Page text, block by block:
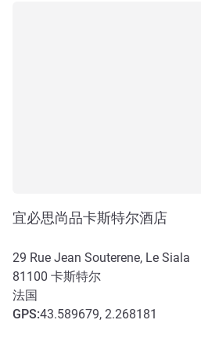
宜必思尚品卡斯特尔酒店
29 Rue Jean Souterene, Le Siala
81100 卡斯特尔
法国
GPS:43.589679, 2.268181